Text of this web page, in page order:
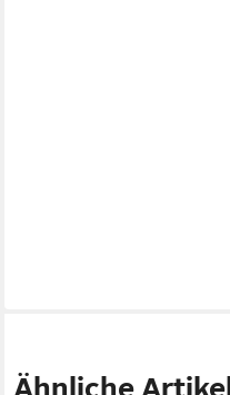
Ähnliche Artikel